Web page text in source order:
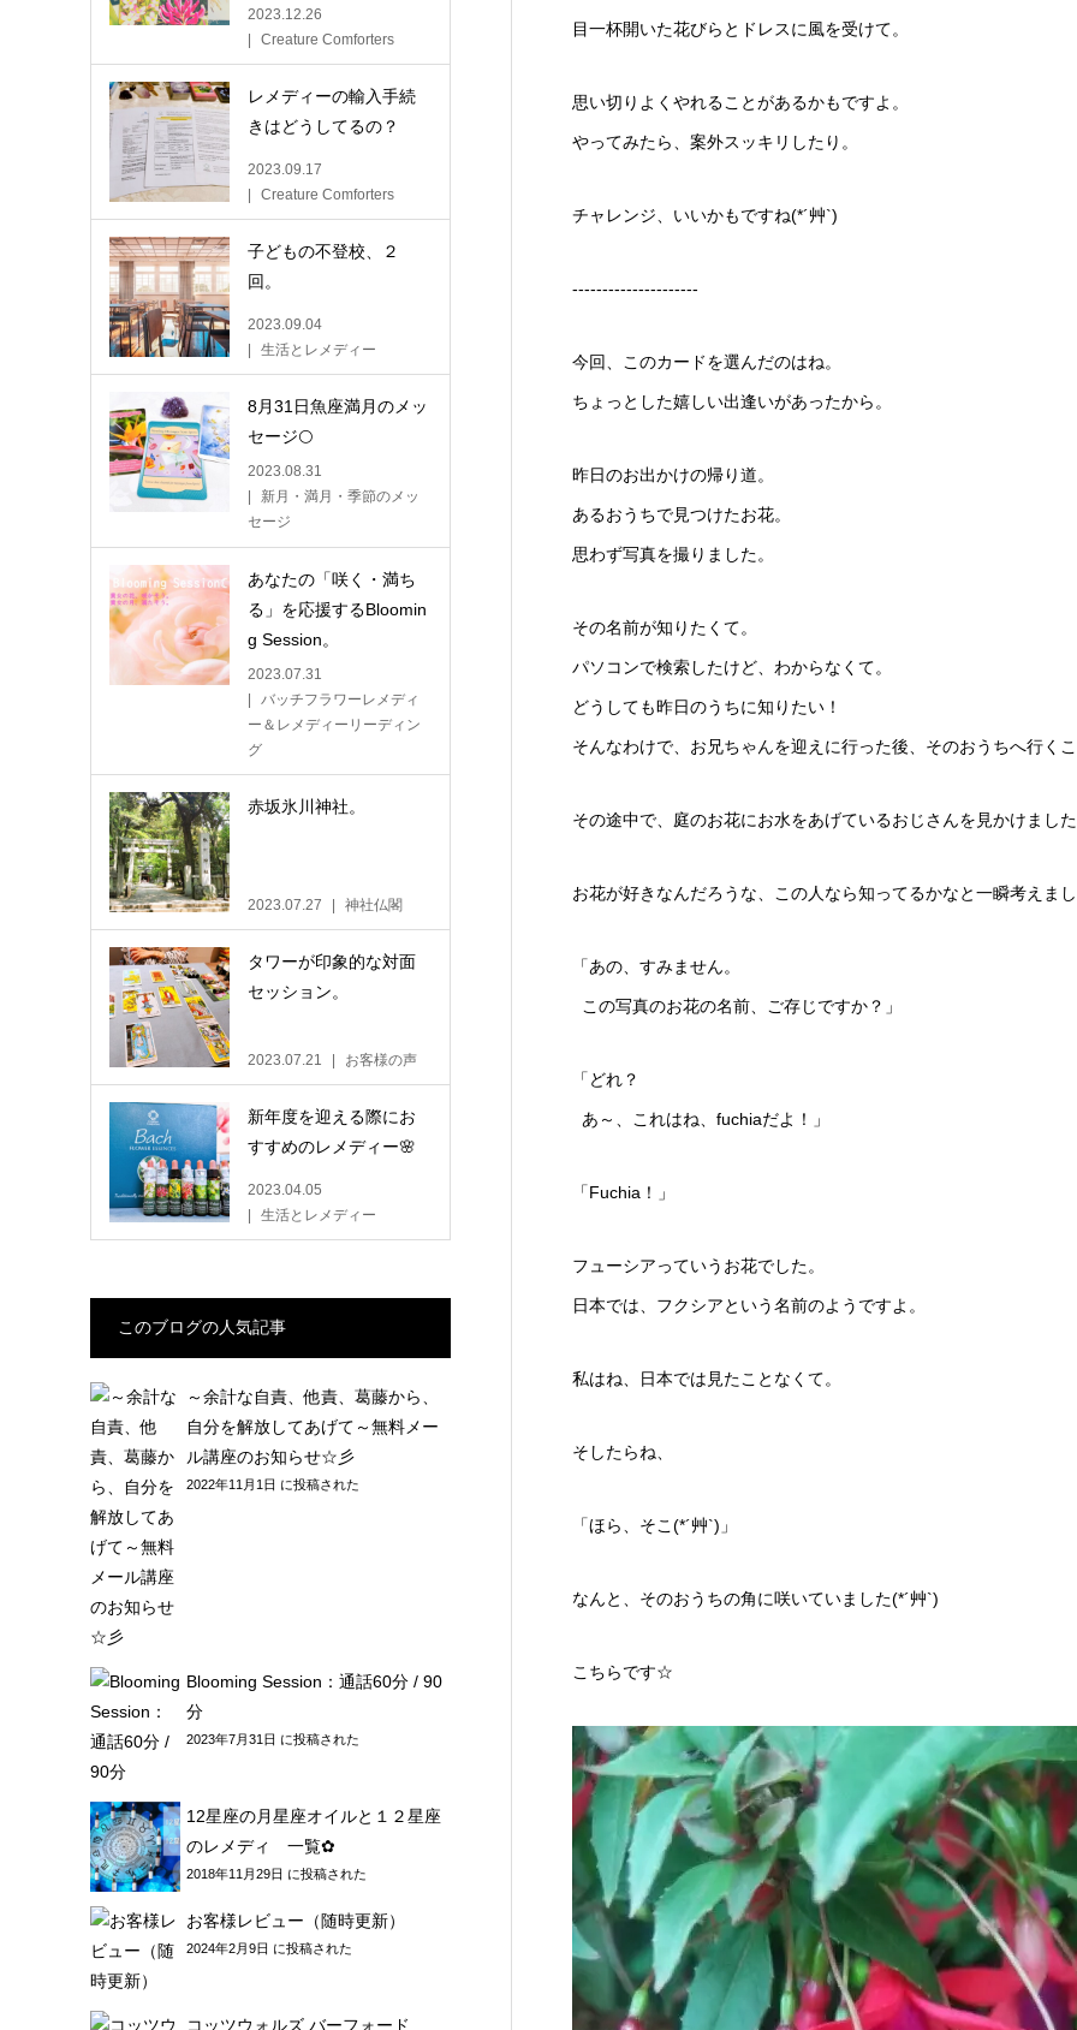
目一杯開いた花びらとドレスに風を受けて。
思い切りよくやれることがあるかもですよ。
やってみたら、案外スッキリしたり。
チャレンジ、いいかもですね(*´艸`)
‐‐‐‐‐‐‐‐‐‐‐‐‐‐‐‐‐‐‐‐‐
今回、このカードを選んだのはね。
ちょっとした嬉しい出逢いがあったから。
昨日のお出かけの帰り道。
あるおうちで見つけたお花。
思わず写真を撮りました。
その名前が知りたくて。
パソコンで検索したけど、わからなくて。
どうしても昨日のうちに知りたい！
そんなわけで、お兄ちゃんを迎えに行った後、そのおうちへ行く
その途中で、庭のお花にお水をあげているおじさんを見かけまし
お花が好きなんだろうな、この人なら知ってるかなと一瞬考えま
「あの、すみません。
この写真のお花の名前、ご存じですか？」
「どれ？
あ～、これはね、fuchiaだよ！」
「Fuchia！」
フューシアっていうお花でした。
日本では、フクシアという名前のようですよ。
私はね、日本では見たことなくて。
そしたらね、
「ほら、そこ(*´艸`)」
なんと、そのおうちの角に咲いていました(*´艸`)
こちらです☆
2023.12.26
Creature Comforters
レメディーの輸入手続
きはどうしてるの？
2023.09.17
Creature Comforters
子どもの不登校、２
回。
2023.09.04
生活とレメディー
8月31日魚座満月のメッ
セージ🌕
2023.08.31
新月・満月・季節のメッ
セージ
あなたの「咲く・満ち
る」を応援するBloomin
g Session。
2023.07.31
バッチフラワーレメディ
ー＆レメディーリーディン
グ
赤坂氷川神社。
2023.07.27 神社仏閣
タワーが印象的な対面
セッション。
2023.07.21 お客様の声
新年度を迎える際にお
すすめのレメディー🌸
2023.04.05
生活とレメディー
このブログの人気記事
～余計な自責、他責、葛藤から、
自分を解放してあげて～無料メー
ル講座のお知らせ☆彡
2022年11月1日 に投稿された
Blooming Session：通話60分 / 90
分
2023年7月31日 に投稿された
12星座の月星座オイルと１２星座
のレメディ 一覧✿
2018年11月29日 に投稿された
お客様レビュー（随時更新）
2024年2月9日 に投稿された
コッツウォルズ バーフォード